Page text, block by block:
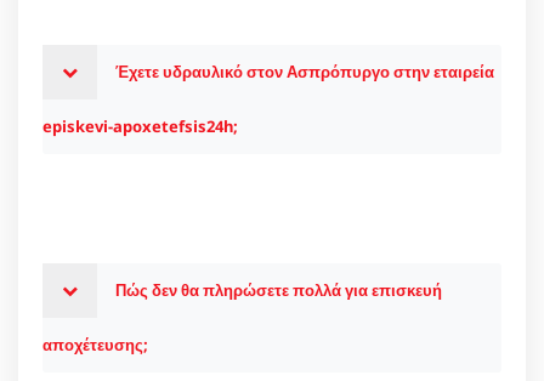
Έχετε υδραυλικό στον Ασπρόπυργο στην εταιρεία
episkevi-apoxetefsis24h;
Πώς δεν θα πληρώσετε πολλά για επισκευή
αποχέτευσης;